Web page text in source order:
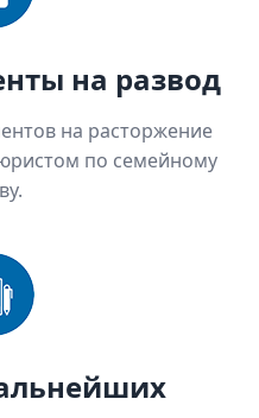
на развод
на расторжение
по семейному